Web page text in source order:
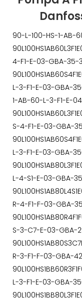
90-L-100-HS-1-AB-
4-F1-E-03-GBA-35-
L-3-F1-E-03-GBA-
1-AB-60-L-3-F1-E-
S-4-F1-E-03-GBA-
L-3-F1-E-03-GBA-
L-4-S1-E-03-GBA-
R-4-F1-F-03-GBA-
S-3-C7-E-03-GBA-
R-3-F1-F-03-GBA-
L-3-F1-E-03-GBA-